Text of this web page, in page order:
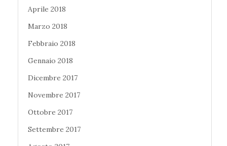
Aprile 2018
Marzo 2018
Febbraio 2018
Gennaio 2018
Dicembre 2017
Novembre 2017
Ottobre 2017
Settembre 2017